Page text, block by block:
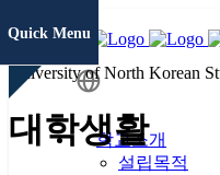
Quick Menu
학생정보
시스템
학교소개
설립목적
University of North Korean
대학생활